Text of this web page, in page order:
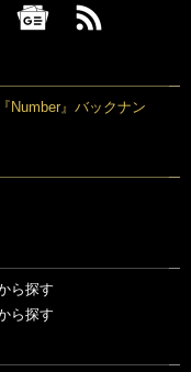
Number』バックナン
ら探す
ら探す